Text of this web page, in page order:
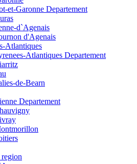
et-Garonne Departement
d`Agenais
d'Agenais
Atlantiques
Atlantiques Departement
de-Bearn
Departement